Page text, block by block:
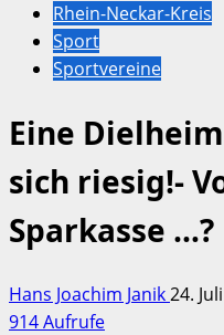
Rhein-Neckar-Kreis
Sport
Sportvereine
Eine
sich riesig!-
Sparkasse …?
Hans Joachim Janik24.
914 Aufrufe